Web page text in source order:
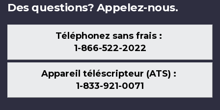
Des questions? Appelez-nous.
Téléphonez sans frais :
1-866-522-2022
Appareil téléscripteur (ATS) :
1-833-921-0071